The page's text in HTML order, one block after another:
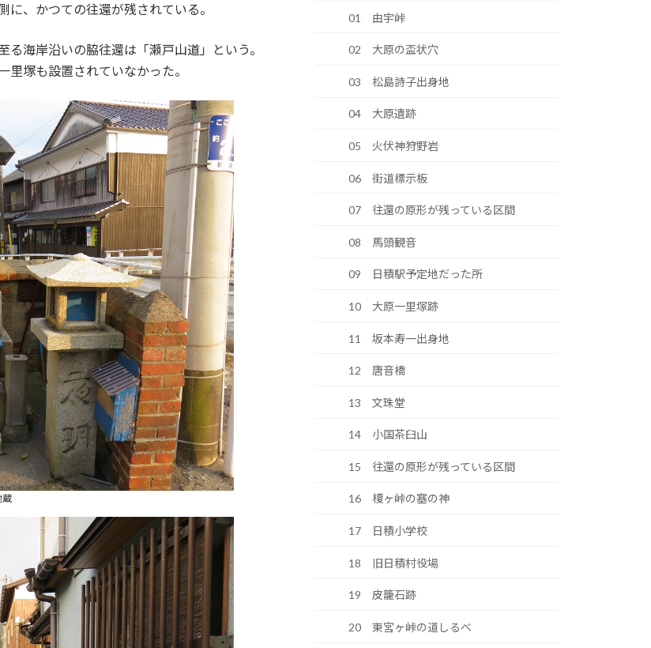
、かつての往還が残されている。
海岸沿いの脇往還は「瀬戸山道」という。
塚も設置されていなかった。
蔵
01 由宇峠
02 大原の盃状穴
03 松島詩子出身地
04 大原遺跡
05 火伏神狩野岩
06 街道標示板
07 往還の原形が残っている区間
08 馬頭観音
09 日積駅予定地だった所
10 大原一里塚跡
11 坂本寿一出身地
12 唐音橋
13 文珠堂
14 小国茶臼山
15 往還の原形が残っている区間
16 榎ヶ峠の塞の神
17 日積小学校
18 旧日積村役場
19 皮籠石跡
20 東宮ヶ峠の道しるべ